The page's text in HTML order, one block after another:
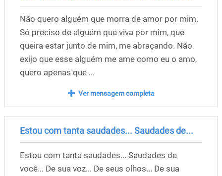
Não quero alguém que morra de amor por mim.
Só preciso de alguém que viva por mim, que
queira estar junto de mim, me abraçando. Não
exijo que esse alguém me ame como eu o amo,
quero apenas que ...
Ver mensagem completa
Estou com tanta saudades... Saudades de...
Estou com tanta saudades... Saudades de
você... De sua voz... De seus olhos... De sua